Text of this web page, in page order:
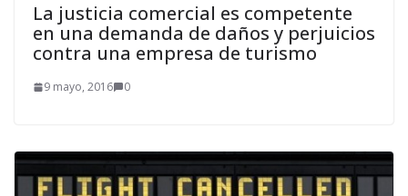
La justicia comercial es competente
en una demanda de daños y perjuicios
contra una empresa de turismo
9 mayo, 2016 0